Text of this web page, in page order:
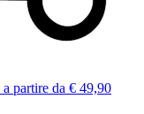
a partire da € 49,90